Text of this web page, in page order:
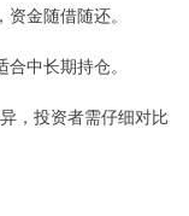
金随借随还。
中长期持仓。
，投资者需仔细对比